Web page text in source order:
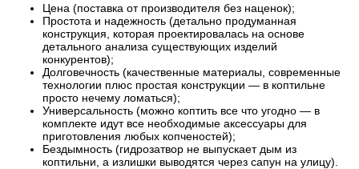
Цена (поставка от производителя без наценок);
Простота и надежность (детально продуманная
конструкция, которая проектировалась на основе
детального анализа существующих изделий
конкурентов);
Долговечность (качественные материалы, современные
технологии плюс простая конструкции — в коптильне
просто нечему ломаться);
Универсальность (можно коптить все что угодно — в
комплекте идут все необходимые аксессуары для
приготовления любых копченостей);
Бездымность (гидрозатвор не выпускает дым из
коптильни, а излишки выводятся через сапун на улицу).